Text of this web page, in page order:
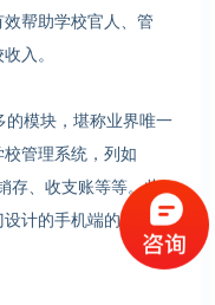
帮助学校官人、管
入。
模块，堪称业界唯一
管理系统，列如
存、收支账等等。此
计的手机端的客户